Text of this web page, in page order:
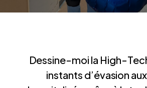
Dessine-moi la High-
instants d’évasion